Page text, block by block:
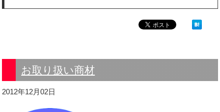
お取り扱い商材
2012年12月02日